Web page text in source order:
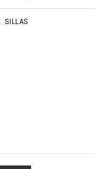
, SILLAS